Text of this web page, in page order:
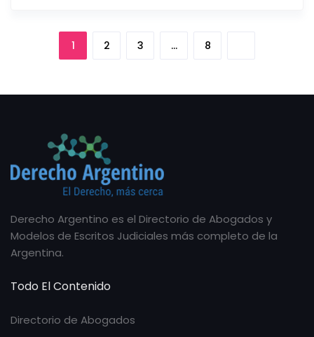
1 2 3 … 8
Derecho Argentino es el Directorio de Abogados y
Modelos de Escritos Judiciales más completo de la
Argentina.
Todo El Contenido
Directorio de Abogados